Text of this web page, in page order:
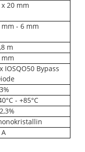
x 20 mm
mm - 6 mm
m
mm
IOSQO50 Bypass
- +85°C
A